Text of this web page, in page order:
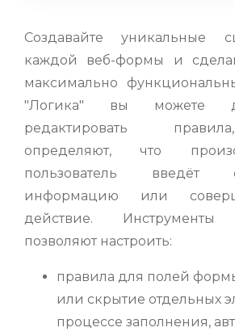
Создавайте уникальные
каждой веб-формы и
максимально
"Логика" вы можете
редактировать
определяют, что
пользователь введёт
информацию или
действие. Инструменты
позволяют настроить:
правила для полей
или скрытие отдельных
процессе заполнения,